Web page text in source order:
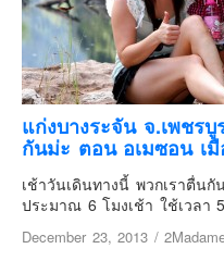
ทริปต่างประเทศ
ยุโรป
รัสเซีย
ตุรกี-ตุรเคีย
เยอรมัน
ฝรั่งเศส
ออสเตรีย
แก่งบางระจัน จ.เพชร
กันม่ะ ตอน อเมซอน เมื
เช้าวันเดินทางนี้ พวกเราตื่น
ประมาณ 6 โมงเช้า ใช้เวลา
December 23, 2013 /